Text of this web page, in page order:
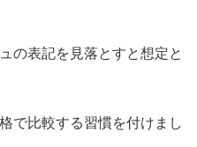
の表記を見落とすと想定と
で比較する習慣を付けまし